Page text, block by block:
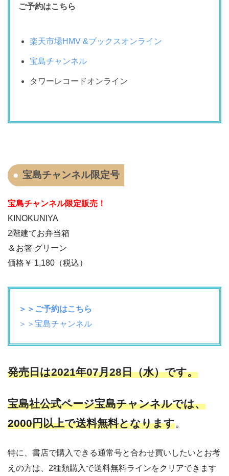
ご予約はこちら
楽天市場HMV &ブックスオンライン
宝島チャンネル
タワーレコードオンライン
宝島チャンネル限定号
宝島チャンネル限定販売！
KINOKUNIYA
2階建てお弁当箱
＆お箸 グリーン
価格￥ 1,180 （税込）
＞＞ご予約はこちら
＞＞宝島チャンネル
発売日は2021年07月28日（水）です。
宝島社公式ページ宝島チャンネルでは、
2000円以上で送料無料となります。
特に、書店で購入できる通常号と合わせ買いしたいとお考
えの方は、2種類購入で送料無料ラインをクリアできます